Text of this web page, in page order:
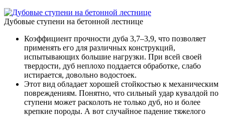
Дубовые ступени на бетонной лестнице
Коэффициент прочности дуба 3,7–3,9, что позволяет
применять его для различных конструкций,
испытывающих большие нагрузки. При всей своей
твердости, дуб неплохо поддается обработке, слабо
истирается, довольно водостоек.
Этот вид обладает хорошей стойкостью к механическим
повреждениям. Понятно, что сильный удар кувалдой по
ступени может расколоть не только дуб, но и более
крепкие породы. А вот случайное падение тяжелого